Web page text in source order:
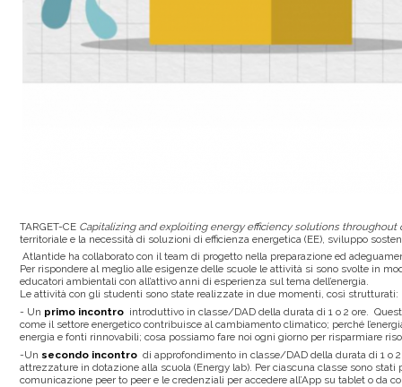
TARGET-CE Capitalizing and exploiting energy efficiency solutions throughout
territoriale e la necessità di soluzioni di efficienza energetica (EE), sviluppo
Atlantide ha collaborato con il team di progetto nella preparazione ed
Per rispondere al meglio alle esigenze delle scuole le attività si sono svolte in
educatori ambientali con all’attivo anni di esperienza sul tema dell’energia.
Le attività con gli studenti sono state realizzate in due momenti, così strutturati:
- Un primo incontro introduttivo in classe/DAD della durata di 1 o 2 ore.
come il settore energetico contribuisce al cambiamento climatico; perché
energia e fonti rinnovabili; cosa possiamo fare noi ogni giorno per risparmiare
-Un secondo incontro di approfondimento in classe/DAD della durata di 1 o
attrezzature in dotazione alla scuola (Energy lab). Per ciascuna classe sono
comunicazione peer to peer e le credenziali per accedere all’App su tablet o da